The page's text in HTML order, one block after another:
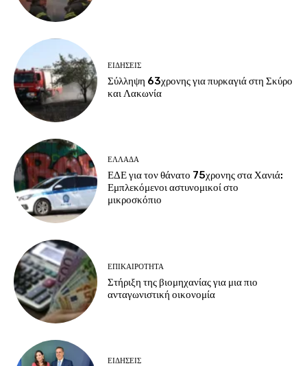
ΕΙΔΗΣΕΙΣ
Σύλληψη 63χρονης για πυρκαγιά στη Σκύρο
και Λακωνία
ΕΛΛΑΔΑ
ΕΔΕ για τον θάνατο 75χρονης στα Χανιά:
Εμπλεκόμενοι αστυνομικοί στο
μικροσκόπιο
ΕΠΙΚΑΙΡΟΤΗΤΑ
Στήριξη της βιομηχανίας για μια πιο
ανταγωνιστική οικονομία
ΕΙΔΗΣΕΙΣ